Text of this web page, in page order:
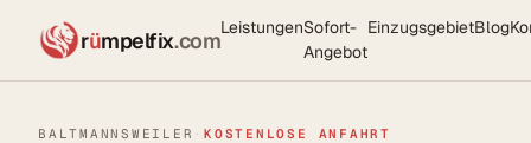
rümpelfix.comLeistungenSofort-
Angebot
EinzugsgebietBlog
BALTMANNSWEILER ·KOSTENLOSE ANFAHRT